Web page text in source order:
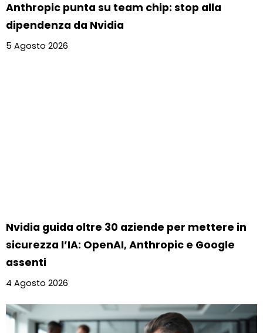
Anthropic punta su team chip: stop alla
dipendenza da Nvidia
5 Agosto 2026
Nvidia guida oltre 30 aziende per mettere in
sicurezza l’IA: OpenAI, Anthropic e Google
assenti
4 Agosto 2026